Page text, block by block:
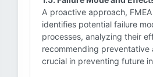
A proactive approach,
identifies potential failure
processes, analyzing their
recommending preventative
crucial in preventing future